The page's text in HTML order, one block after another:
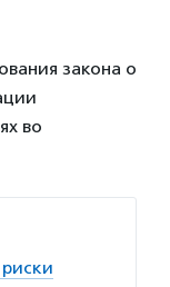
закона о
во